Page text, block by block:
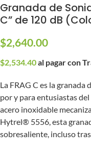
Granada de
C” de 120 dB
$2,640.00
$2,534.40al pagar con
La FRAG C es la
por y para entusiastas
acero inoxidable
Hytrel® 5556, esta
sobresaliente, incluso